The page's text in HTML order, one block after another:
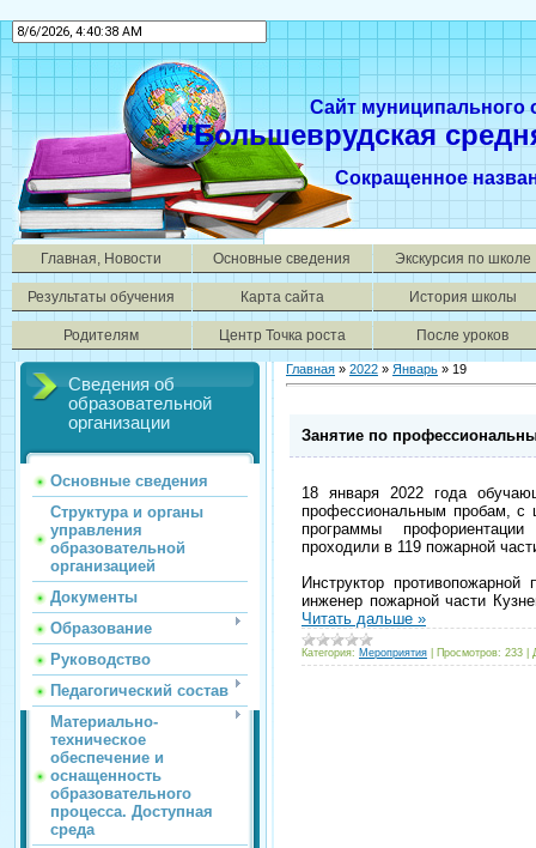
Сайт муниципального
"Большеврудская
Сокращенное
Главная, Новости Основные сведения Экскурсия по школе
Результаты обучения Карта сайта История школы
Родителям Центр Точка роста После уроков
Сведения об
образовательной
организации
Основные сведения
Структура и органы
управления
образовательной
организацией
Документы
Образование
Руководство
Педагогический состав
Материально-
техническое
обеспечение и
оснащенность
образовательного
процесса. Доступная
среда
Главная » 2022 » Январь » 19
Занятие по
18 января 2022 года
профессиональным пробам, с
программы
проходили в 119 пожарной
Инструктор
инженер пожарной части
Читать дальше »
Категория: Мероприятия Просмотров: 233